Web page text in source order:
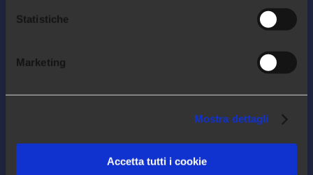
Statistiche
Marketing
Mostra dettagli
Accetta tutti i cookie